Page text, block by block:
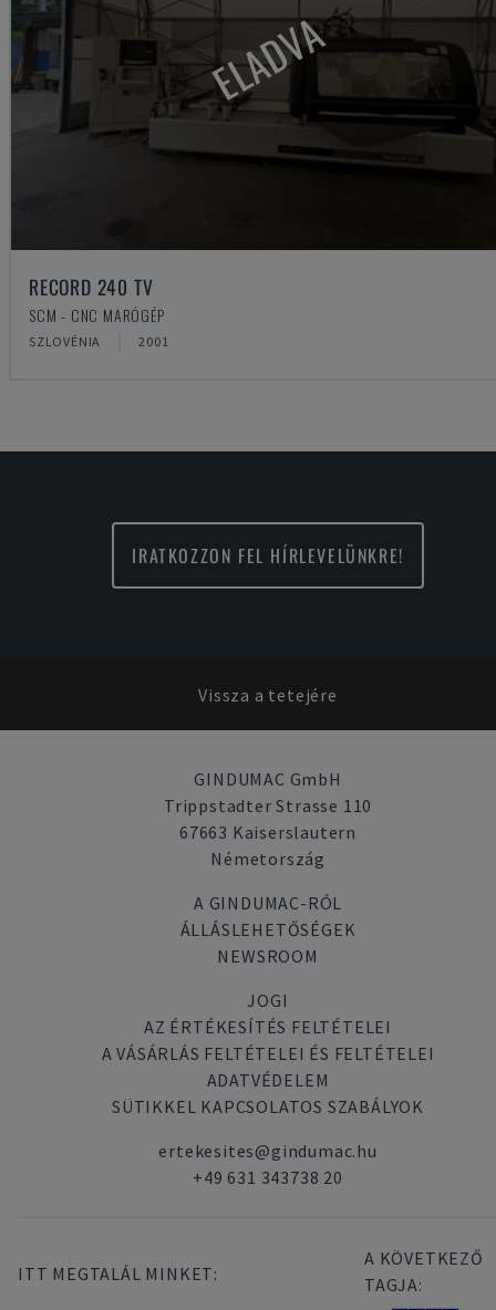
ELADVA
RECORD 240 TV
SCM - CNC MARÓGÉP
SZLOVÉNIA 2001
IRATKOZZON FEL HÍRLEVELÜNKRE!
Vissza a tetejére
GINDUMAC GmbH
Trippstadter Strasse 110
67663 Kaiserslautern
Németország
A GINDUMAC-RÓL
ÁLLÁSLEHETŐSÉGEK
NEWSROOM
JOGI
AZ ÉRTÉKESÍTÉS FELTÉTELEI
A VÁSÁRLÁS FELTÉTELEI ÉS FELTÉTELEI
ADATVÉDELEM
SÜTIKKEL KAPCSOLATOS SZABÁLYOK
ertekesites@gindumac.hu
+49 631 343738 20
ITT MEGTALÁL MINKET:
A KÖVETKEZŐ
TAGJA: